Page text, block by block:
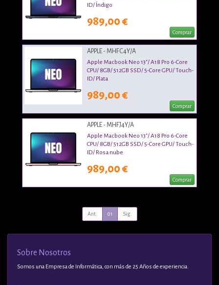
ID/ Índigo
989,00 €
Comprar
APPLE - MHFC4Y/A
Apple Macbook Neo 13"/ A18 Pro 6-Core
CPU/ 8GB/ 512GB SSD/ 5-Core GPU/ Touch-
ID/ Plata
989,00 €
Comprar
APPLE - MHFJ4Y/A
Apple Macbook Neo 13"/ A18 Pro 6-Core
CPU/ 8GB/ 512GB SSD/ 5-Core GPU/ Touch-
ID/ Rosa nube
989,00 €
Comprar
Ant. 01 Sig.
Sobre Nosotros
Somos una Empresa de Informática, con más de 25 Años de experiencia.